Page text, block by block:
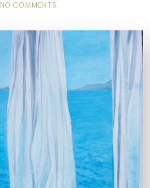
NO COMMENTS